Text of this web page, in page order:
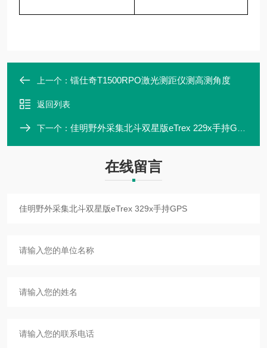
上一个： 镭仕奇T1500RPO激光测距仪测高测角度
返回列表
下一个： 佳明野外采集北斗双星版eTrex 229x手持GPS
在线留言